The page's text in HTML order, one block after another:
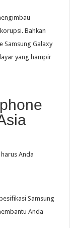
Bahkan
Samsung Galaxy
yang hampir
Anda
Samsung
Anda